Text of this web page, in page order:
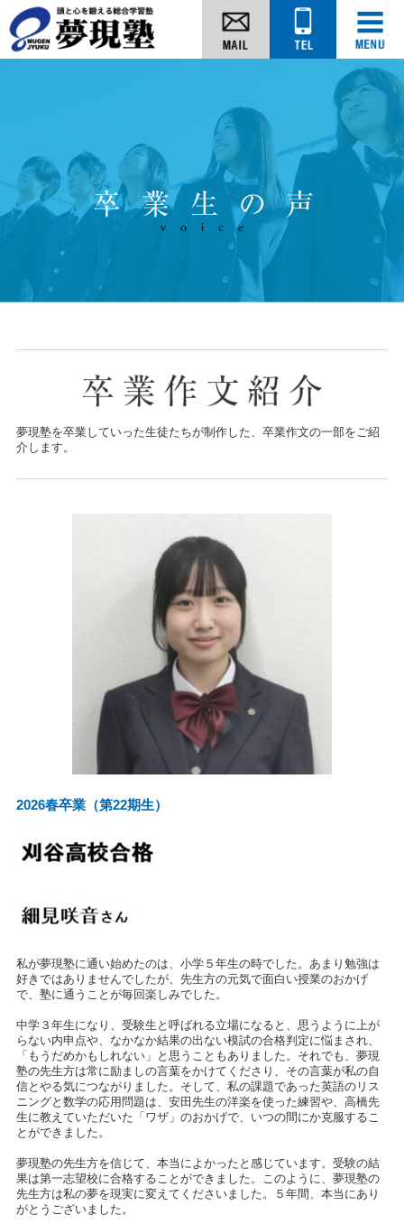
夢現塾を卒業していった生徒たちが制作した、卒業作文の一部をご紹
介します。
2026春卒業（第22期生）
私が夢現塾に通い始めたのは、小学５年生の時でした。あまり勉強は
好きではありませんでしたが、先生方の元気で面白い授業のおかげ
で、塾に通うことが毎回楽しみでした。
中学３年生になり、受験生と呼ばれる立場になると、思うように上が
らない内申点や、なかなか結果の出ない模試の合格判定に悩まされ、
「もうだめかもしれない」と思うこともありました。それでも、夢現
塾の先生方は常に励ましの言葉をかけてくださり、その言葉が私の自
信とやる気につながりました。そして、私の課題であった英語のリス
ニングと数学の応用問題は、安田先生の洋楽を使った練習や、高橋先
生に教えていただいた「ワザ」のおかげで、いつの間にか克服するこ
とができました。
夢現塾の先生方を信じて、本当によかったと感じています。受験の結
果は第一志望校に合格することができました。このように、夢現塾の
先生方は私の夢を現実に変えてくださいました。５年間、本当にあり
がとうございました。